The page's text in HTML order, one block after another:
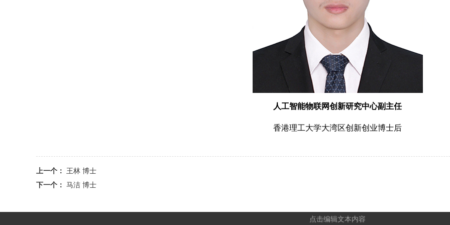
人工智能物联网创新研究中心副主任
香港理工大学大湾区创新创业博士后
上一个： 王林 博士
下一个： 马洁 博士
点击编辑文本内容